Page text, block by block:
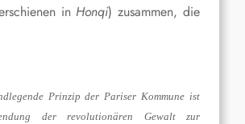
in Honqi) zusammen, die
Prinzip der Pariser Kommune ist
der revolutionären Gewalt zur